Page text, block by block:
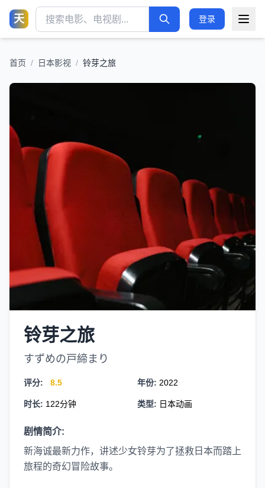
天 登录
首页 / 日本影视 / 铃芽之旅
铃芽之旅
すずめの戸締まり
评分: 8.5 年份: 2022
时长: 122分钟 类型: 日本动画
剧情简介:
新海诚最新力作，讲述少女铃芽为了拯救日本而踏上
旅程的奇幻冒险故事。